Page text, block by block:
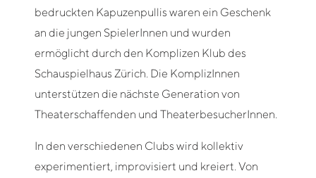
bedruckten Kapuzenpullis waren ein Geschenk
an die jungen SpielerInnen und wurden
ermöglicht durch den Komplizen Klub des
Schauspielhaus Zürich. Die KomplizInnen
unterstützen die nächste Generation von
Theaterschaffenden und TheaterbesucherInnen.
In den verschiedenen Clubs wird kollektiv
experimentiert, improvisiert und kreiert. Von